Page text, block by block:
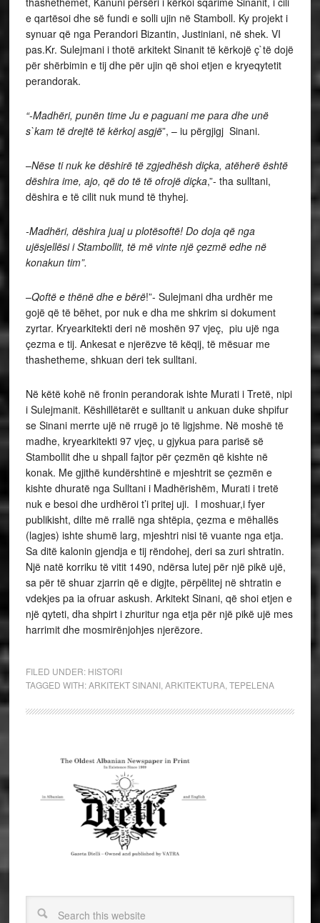
e qartësoi dhe së fundi e solli ujin në Stamboll. Ky projekt i
synuar që nga Perandori Bizantin, Justiniani, në shek. VI
pas.Kr. Sulejmani i thotë arkitekt Sinanit të kërkojë ç`të dojë
për shërbimin e tij dhe për ujin që shoi etjen e kryeqytetit
perandorak.
“-Madhëri, punën time Ju e paguani me para dhe unë
s`kam të drejtë të kërkoj asgjë”, – iu përgjigj Sinani.
–Nëse ti nuk ke dëshirë të zgjedhësh diçka, atëherë është
dëshira ime, ajo, që do të të ofrojë diçka,”- tha sulltani,
dëshira e të cilit nuk mund të thyhej.
-Madhëri, dëshira juaj u plotësoftë! Do doja që nga
ujësjellësi i Stambollit, të më vinte një çezmë edhe në
konakun tim”.
–Qoftë e thënë dhe e bërë!”- Sulejmani dha urdhër me
gojë që të bëhet, por nuk e dha me shkrim si dokument
zyrtar. Kryearkitekti deri në moshën 97 vjeç, piu ujë nga
çezma e tij. Ankesat e njerëzve të këqij, të mësuar me
thashetheme, shkuan deri tek sulltani.
Në këtë kohë në fronin perandorak ishte Murati i Tretë, nipi
i Sulejmanit. Këshillëtarët e sulltanit u ankuan duke shpifur
se Sinani merrte ujë në rrugë jo të ligjshme. Në moshë të
madhe, kryearkitekti 97 vjeç, u gjykua para parisë së
Stambollit dhe u shpall fajtor për çezmën që kishte në
konak. Me gjithë kundërshtinë e mjeshtrit se çezmën e
kishte dhuratë nga Sulltani i Madhërishëm, Murati i tretë
nuk e besoi dhe urdhëroi t’i pritej uji. I moshuar,i fyer
publikisht, dilte më rrallë nga shtëpia, çezma e mëhallës
(lagjes) ishte shumë larg, mjeshtri nisi të vuante nga etja.
Sa ditë kalonin gjendja e tij rëndohej, deri sa zuri shtratin.
Një natë korriku të vitit 1490, ndërsa lutej për një pikë ujë,
sa për të shuar zjarrin që e digjte, përpëlitej në shtratin e
vdekjes pa ia ofruar askush. Arkitekt Sinani, që shoi etjen e
një qyteti, dha shpirt i zhuritur nga etja për një pikë ujë mes
harrimit dhe mosmirënjohjes njerëzore.
FILED UNDER: HISTORI
TAGGED WITH:ARKITEKT SINANI, ARKITEKTURA, TEPELENA